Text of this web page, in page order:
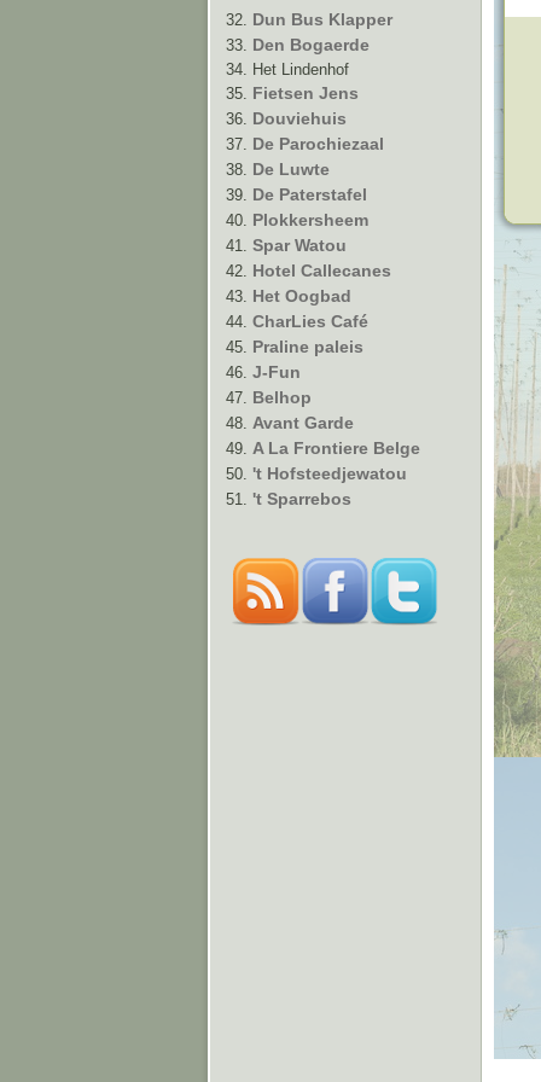
Dun Bus Klapper
Den Bogaerde
Het Lindenhof
Fietsen Jens
Douviehuis
De Parochiezaal
De Luwte
De Paterstafel
Plokkersheem
Spar Watou
Hotel Callecanes
Het Oogbad
CharLies Café
Praline paleis
J-Fun
Belhop
Avant Garde
A La Frontiere Belge
't Hofsteedjewatou
't Sparrebos